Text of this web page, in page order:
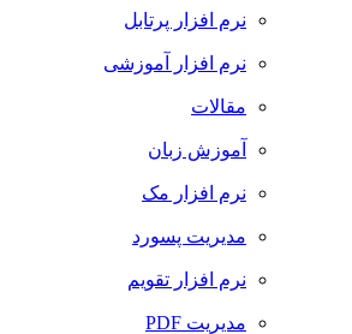
نرم افزار پرتابل
نرم افزار آموزشی
مقالات
آموزش زبان
نرم افزار مک
مدیریت پسورد
نرم افزار تقویم
مدیریت PDF